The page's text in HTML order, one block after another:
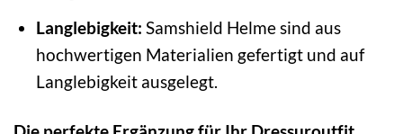
Langlebigkeit: Samshield Helme sind aus
hochwertigen Materialien gefertigt und auf
Langlebigkeit ausgelegt.